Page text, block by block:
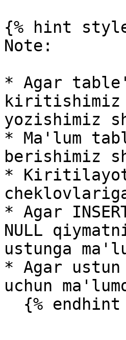
{% hint
Note:
* Agar
kiritishimiz
yozishimiz
* Ma'lum
berishimiz
*
* Agar
NULL
ustunga
* Agar
uchun